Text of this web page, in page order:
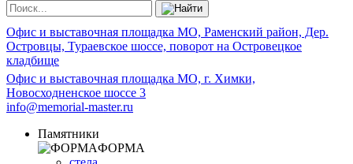
Офис и выставочная площадка МО, Раменский район, Дер.
Островцы, Тураевское шоссе, поворот на Островецкое
кладбище
Офис и выставочная площадка МО, г. Химки,
Новосходненское шоссе 3
info@memorial-master.ru
Памятники
ФОРМА